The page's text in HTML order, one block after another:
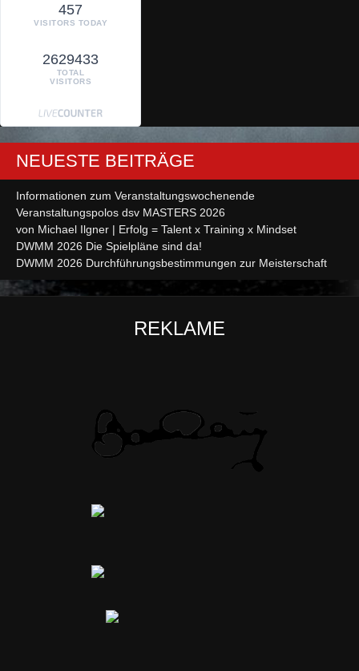
457
VISITORS TODAY
2629433
TOTAL
VISITORS
NEUESTE BEITRÄGE
Informationen zum Veranstaltungswochenende
Veranstaltungspolos dsv MASTERS 2026
von Michael Ilgner | Erfolg = Talent x Training x Mindset
DWMM 2026 Die Spielpläne sind da!
DWMM 2026 Durchführungsbestimmungen zur Meisterschaft
REKLAME